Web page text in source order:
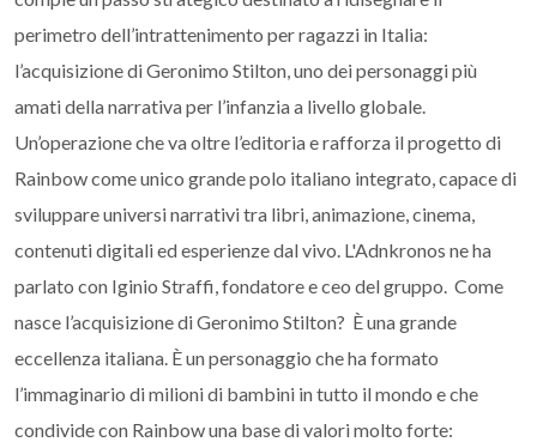
perimetro dell’intrattenimento per ragazzi in Italia:
l’acquisizione di Geronimo Stilton, uno dei personaggi più
amati della narrativa per l’infanzia a livello globale.
Un’operazione che va oltre l’editoria e rafforza il progetto di
Rainbow come unico grande polo italiano integrato, capace di
sviluppare universi narrativi tra libri, animazione, cinema,
contenuti digitali ed esperienze dal vivo. L'Adnkronos ne ha
parlato con Iginio Straffi, fondatore e ceo del gruppo. Come
nasce l’acquisizione di Geronimo Stilton? È una grande
eccellenza italiana. È un personaggio che ha formato
l’immaginario di milioni di bambini in tutto il mondo e che
condivide con Rainbow una base di valori molto forte: